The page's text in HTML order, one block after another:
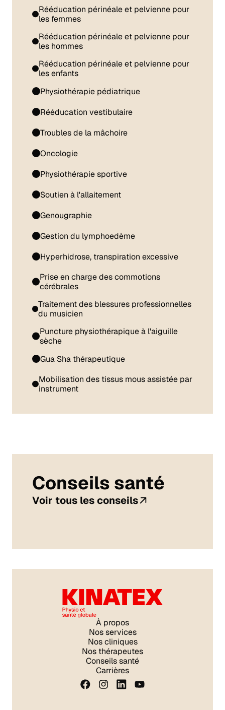
Rééducation périnéale et pelvienne pour
les femmes
Rééducation périnéale et pelvienne pour
les hommes
Rééducation périnéale et pelvienne pour
les enfants
Physiothérapie pédiatrique
Rééducation vestibulaire
Troubles de la mâchoire
Oncologie
Physiothérapie sportive
Soutien à l'allaitement
Genougraphie
Gestion du lymphoedème
Hyperhidrose, transpiration excessive
Prise en charge des commotions
cérébrales
Traitement des blessures professionnelles
du musicien
Puncture physiothérapique à l'aiguille
sèche
Gua Sha thérapeutique
Mobilisation des tissus mous assistée par
instrument
Conseils santé
Voir tous les conseils
À propos
Nos services
Nos cliniques
Nos thérapeutes
Conseils santé
Carrières